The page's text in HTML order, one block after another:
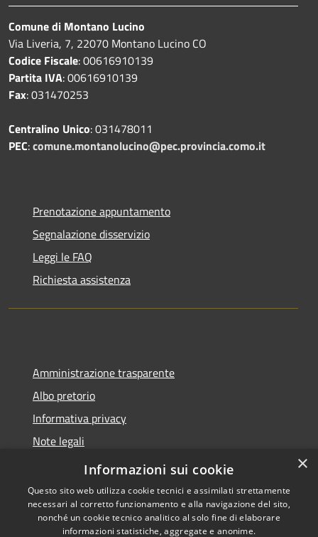
Comune di Montano Lucino
Via Liveria, 7, 22070 Montano Lucino CO
Codice Fiscale: 00616910139
Partita IVA: 00616910139
Fax: 031470253
Centralino Unico: 031478011
PEC:comune.montanolucino@pec.provincia.como.it
Prenotazione appuntamento
Segnalazione disservizio
Leggi le FAQ
Richiesta assistenza
Amministrazione trasparente
Albo pretorio
Informativa privacy
Note legali
Dichiarazione di accessibilità
×
Informazioni sui cookie
Questo sito web utilizza cookie tecnici e assimilati strettamente
necessari al corretto funzionamento e alla navigazione del sito,
nonché un cookie tecnico analitico al solo fine di elaborare
informazioni statistiche, aggregate e anonime.